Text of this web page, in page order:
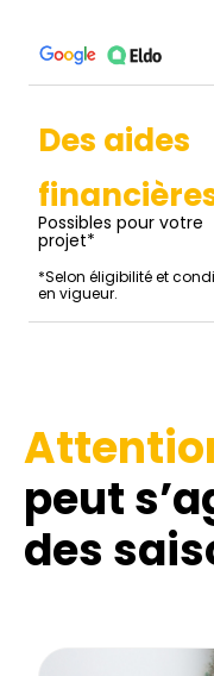
Des aides
Possibles pour votre
projet*
*Selon éligibilité et
en vigueur.
peut
des